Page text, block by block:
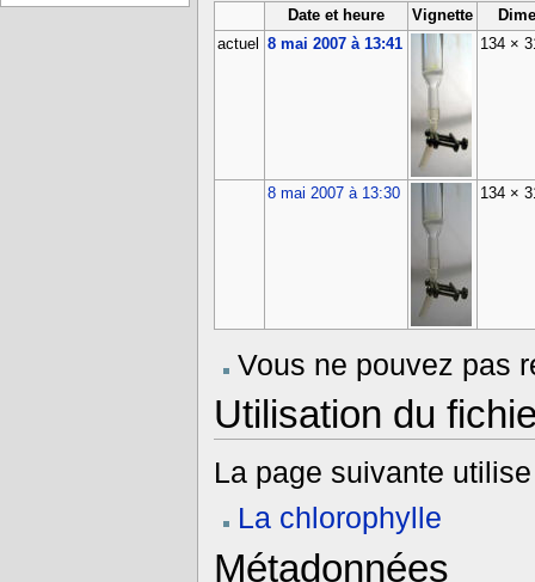
Date et heure Vignette
actuel
8 mai 2007 à 13:41 134 ×
8 mai 2007 à 13:30 134 ×
Vous ne pouvez pas
Utilisation du
La page suivante
La chlorophylle
Métadonnées